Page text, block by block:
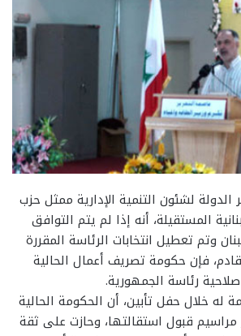
لشئون التنمية الإدارية ممثل حزب
المستقيلة، أنه إذا لم يتم التوافق
وتم تعطيل انتخابات الرئاسة المقررة
فإن حكومة تصريف أعمال الحالية
رئاسة الجمهورية.
خلال حفل تأبين، أن الحكومة الحالية
قبول استقالتها، وحازت على ثقة